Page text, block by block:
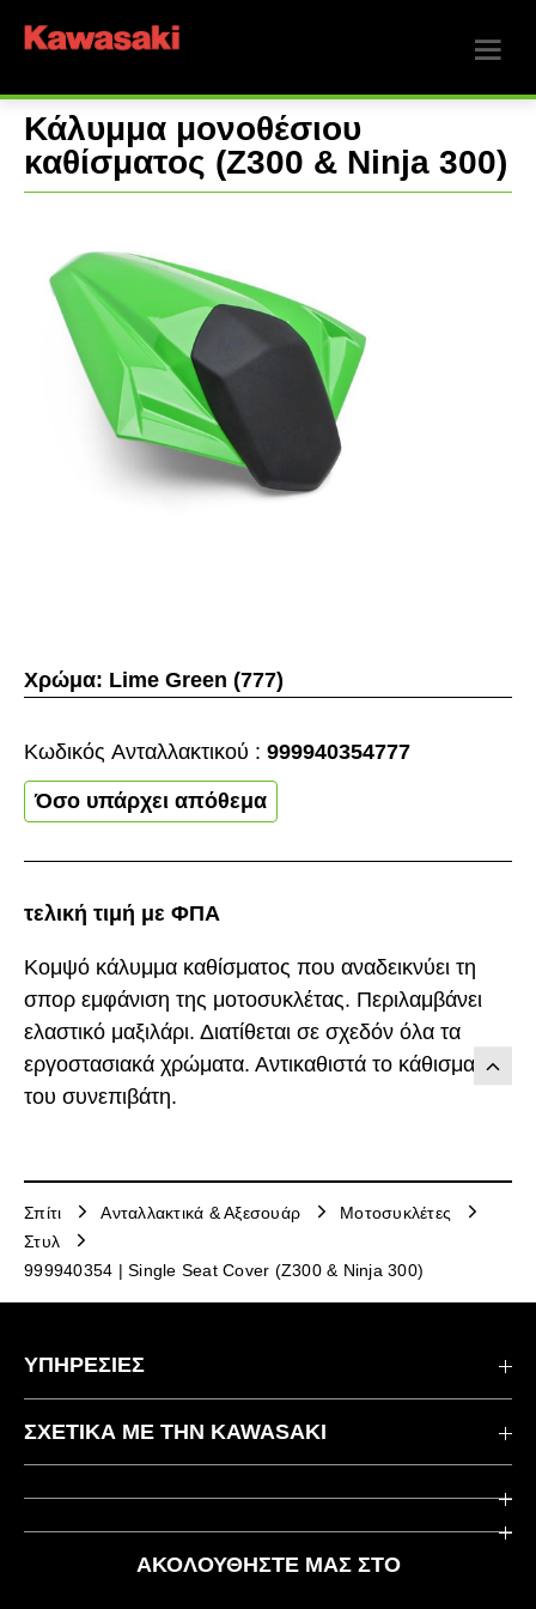
Κάλυμμα μονοθέσιου
καθίσματος (Z300 & Ninja 300)
Κομψό κάλυμμα καθίσματος που αναδεικνύει τη
σπορ εμφάνιση της μοτοσυκλέτας. Περιλαμβάνει
ελαστικό μαξιλάρι. Διατίθεται σε σχεδόν όλα τα
εργοστασιακά χρώματα. Αντικαθιστά το κάθισμα
του συνεπιβάτη.
τελική τιμή με ΦΠΑ
Χρώμα: Lime Green (777)
Κωδικός Aνταλλακτικού : 999940354777
Όσο υπάρχει απόθεμα
Σπίτι Ανταλλακτικά & Αξεσουάρ
Μοτοσυκλέτες
Στυλ
999940354 | Single Seat Cover (Z300 & Ninja 300)
ΑΚΟΛΟΥΘΉΣΤΕ ΜΑΣ ΣΤΟ
ΥΠΗΡΕΣΙΕΣ
Επικοινωνήστε μαζί μας
Χρήσιμοι Σύνδεσμοι
ΣΧΕΤΙΚΆ ΜΕ ΤΗΝ KAWASAKI
Εταιρεία